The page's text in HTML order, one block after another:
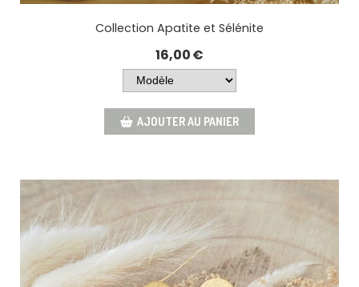
Collection Apatite et Sélénite
16,00€
AJOUTER AU PANIER